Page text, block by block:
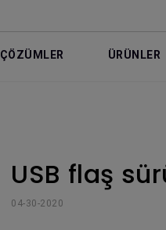
ÇÖZÜMLER ÜRÜNLER
USB flaş
04-30-2020